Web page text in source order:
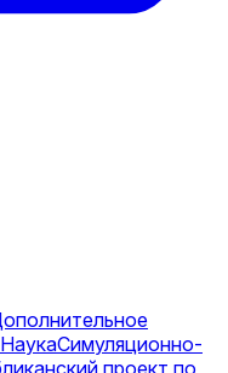
НаукаСимуляционно-
проект по